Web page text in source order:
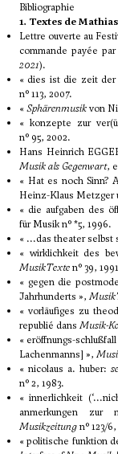
Bibliographie
1. Textes de
Lettre ouverte au
commande payée
2021).
« dies ist die zeit
n° 113, 2007.
« Sphärenmusikvon
« konzepte zur
n° 95, 2002.
Hans Heinrich
Musik als Gegenwart,
« Hat es noch Sinn?
Heinz-Klaus Metzger
« die aufgaben des
für Musik n° *5, 1996.
« ...das theater selbst
« wirklichkeit des
MusikTexten° 39,
« gegen die
Jahrhunderts »,
« vorläufiges zu
republié dans Musik-
« eröffnungs-
Lachenmanns] »,
« nicolaus a. huber:
n° 2, 1983.
« innerlichkeit
anmerkungen zur
Musikzeitungn° 123/
« politische funktion